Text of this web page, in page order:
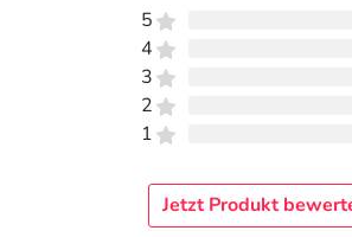
5
4
3
2
1
Jetzt Produkt